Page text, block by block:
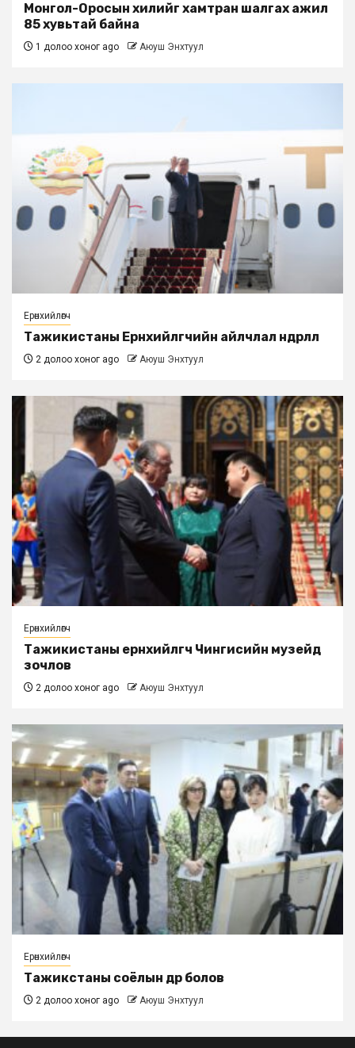
Монгол-Оросын хилийг хамтран шалгах ажил
85 хувьтай байна
1 долоо хоног ago Аюуш Энхтуул
Ерөнхийлөгч
Тажикистаны Ерөнхийлөгчийн айлчлал өндөрлөлөө
2 долоо хоног ago Аюуш Энхтуул
Ерөнхийлөгч
Тажикистаны ерөнхийлөгч Чингисийн музейд
зочлов
2 долоо хоног ago Аюуш Энхтуул
Ерөнхийлөгч
Тажикстаны соёлын өдөр болов
2 долоо хоног ago Аюуш Энхтуул